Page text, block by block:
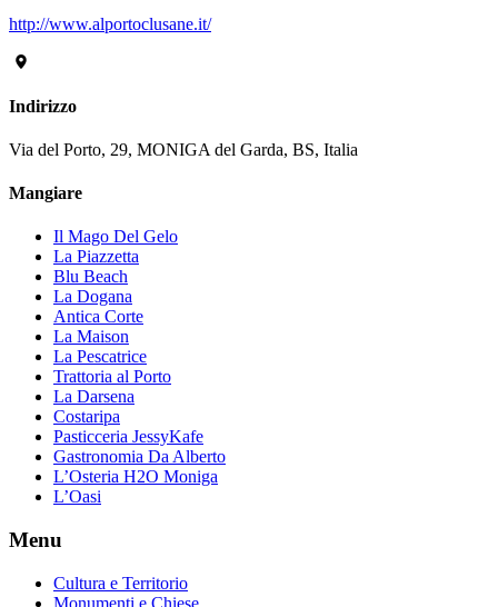
http://www.alportoclusane.it/
Indirizzo
Via del Porto, 29, MONIGA del Garda, BS, Italia
Mangiare
Il Mago Del Gelo
La Piazzetta
Blu Beach
La Dogana
Antica Corte
La Maison
La Pescatrice
Trattoria al Porto
La Darsena
Costaripa
Pasticceria JessyKafe
Gastronomia Da Alberto
L’Osteria H2O Moniga
L’Oasi
Menu
Cultura e Territorio
Monumenti e Chiese